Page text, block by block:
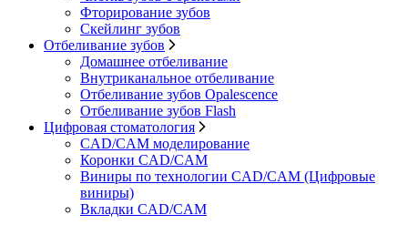
Фторирование зубов
Скейлинг зубов
Отбеливание зубов
Домашнее отбеливание
Внутриканальное отбеливание
Отбеливание зубов Opalescence
Отбеливание зубов Flash
Цифровая стоматология
CAD/CAM моделирование
Коронки CAD/CAM
Виниры по технологии CAD/CAM (Цифровые
виниры)
Вкладки CAD/CAM